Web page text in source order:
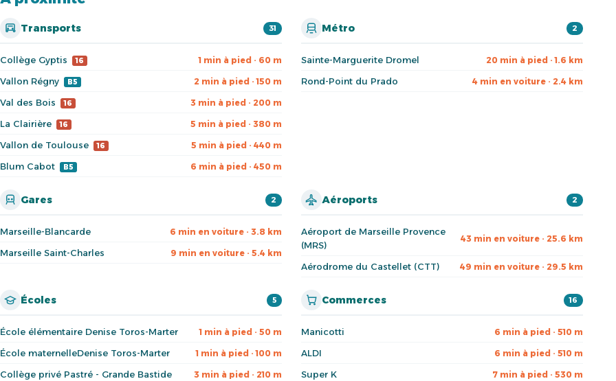
Transports 31
Collège Gyptis 16 1 min à pied · 60 m
Vallon Régny B5 2 min à pied · 150 m
Val des Bois 16 3 min à pied · 200 m
La Clairière 16 5 min à pied · 380 m
Vallon de Toulouse 16 5 min à pied · 440 m
Blum Cabot B5 6 min à pied · 450 m
Métro 2
Sainte-Marguerite Dromel 20 min à pied · 1.6 km
Rond-Point du Prado 4 min en voiture · 2.4 km
Gares 2
Marseille-Blancarde 6 min en voiture · 3.8 km
Marseille Saint-Charles 9 min en voiture · 5.4 km
Aéroports 2
Aéroport de Marseille Provence
(MRS)
43 min en voiture · 25.6 km
Aérodrome du Castellet (CTT) 49 min en voiture · 29.5 km
Écoles 5
École élémentaire Denise Toros-Marter 1 min à pied · 50 m
École maternelleDenise Toros-Marter 1 min à pied · 100 m
Collège privé Pastré - Grande Bastide 3 min à pied · 210 m
Commerces 16
Manicotti 6 min à pied · 510 m
ALDI 6 min à pied · 510 m
Super K 7 min à pied · 530 m